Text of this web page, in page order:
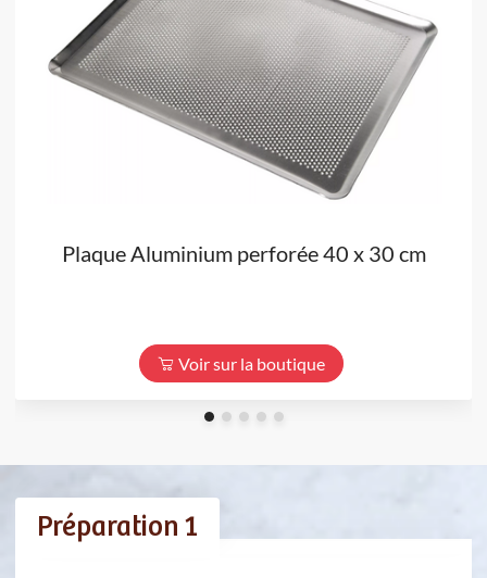
Plaque Aluminium perforée 40 x 30 cm
Voir sur la boutique
Préparation 1